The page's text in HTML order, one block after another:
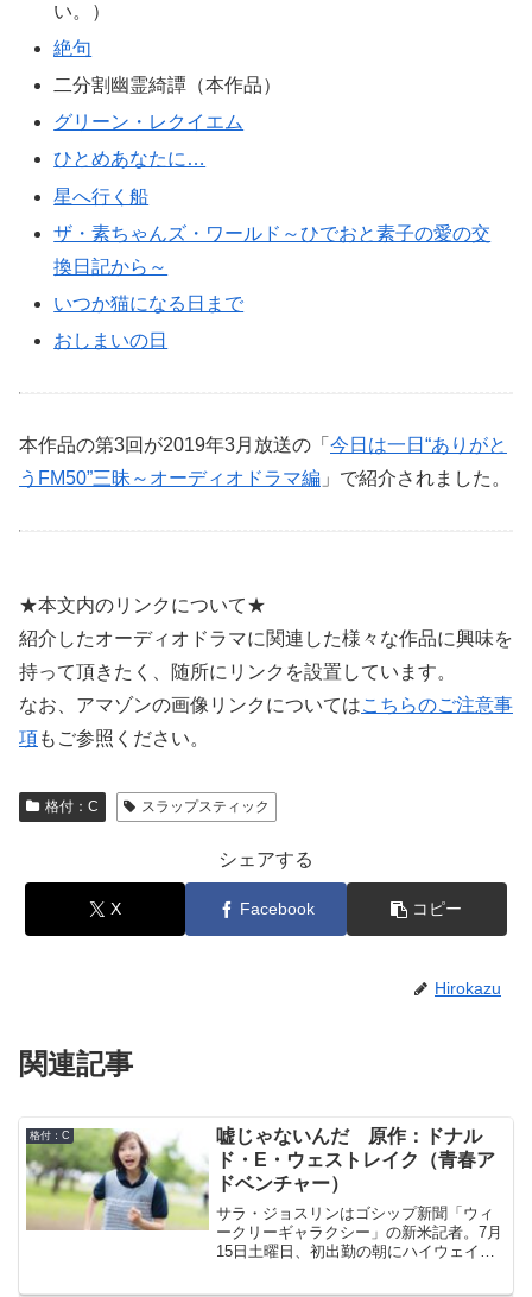
い。）
絶句
二分割幽霊綺譚（本作品）
グリーン・レクイエム
ひとめあなたに…
星へ行く船
ザ・素ちゃんズ・ワールド～ひでおと素子の愛の交
換日記から～
いつか猫になる日まで
おしまいの日
本作品の第3回が2019年3月放送の「 今日は一日“ありがと
うFM50”三昧～オーディオドラマ編 」で紹介されました。
★本文内のリンクについて★
紹介したオーディオドラマに関連した様々な作品に興味を
持って頂きたく、随所にリンクを設置しています。
なお、アマゾンの画像リンクについてはこちらのご注意事
項もご参照ください。
格付：C スラップスティック
シェアする
X Facebook コピー
Hirokazu
関連記事
格付：C
嘘じゃないんだ 原作：ドナル
ド・E・ウェストレイク（青春ア
ドベンチャー）
サラ・ジョスリンはゴシップ新聞「ウィ
ークリーギャラクシー」の新米記者。7月
15日土曜日、初出勤の朝にハイウェイで